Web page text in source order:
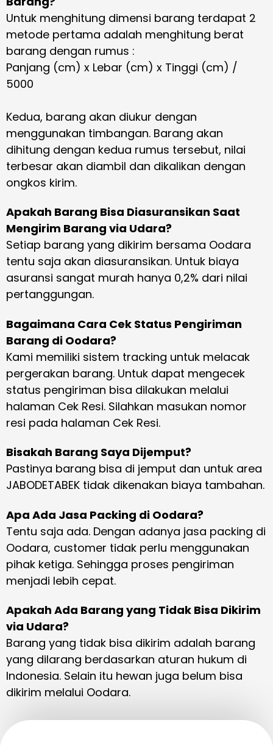
Untuk menghitung dimensi barang terdapat 2
metode pertama adalah menghitung berat
barang dengan rumus :
Panjang (cm) x Lebar (cm) x Tinggi (cm) /
5000
Kedua, barang akan diukur dengan
menggunakan timbangan. Barang akan
dihitung dengan kedua rumus tersebut, nilai
terbesar akan diambil dan dikalikan dengan
ongkos kirim.
Apakah Barang Bisa Diasuransikan Saat
Mengirim Barang via Udara?
Setiap barang yang dikirim bersama Oodara
tentu saja akan diasuransikan. Untuk biaya
asuransi sangat murah hanya 0,2% dari nilai
pertanggungan.
Bagaimana Cara Cek Status Pengiriman
Barang di Oodara?
Kami memiliki sistem tracking untuk melacak
pergerakan barang. Untuk dapat mengecek
status pengiriman bisa dilakukan melalui
halaman Cek Resi. Silahkan masukan nomor
resi pada halaman Cek Resi.
Bisakah Barang Saya Dijemput?
Pastinya barang bisa di jemput dan untuk area
JABODETABEK tidak dikenakan biaya tambahan.
Apa Ada Jasa Packing di Oodara?
Tentu saja ada. Dengan adanya jasa packing di
Oodara, customer tidak perlu menggunakan
pihak ketiga. Sehingga proses pengiriman
menjadi lebih cepat.
Apakah Ada Barang yang Tidak Bisa Dikirim
via Udara?
Barang yang tidak bisa dikirim adalah barang
yang dilarang berdasarkan aturan hukum di
Indonesia. Selain itu hewan juga belum bisa
dikirim melalui Oodara.